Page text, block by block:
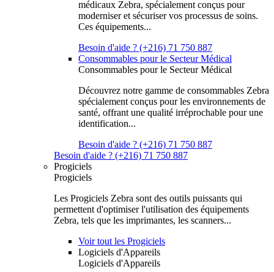
médicaux Zebra, spécialement conçus pour
moderniser et sécuriser vos processus de soins.
Ces équipements...
Besoin d'aide ? (+216) 71 750 887
Consommables pour le Secteur Médical
Consommables pour le Secteur Médical
Découvrez notre gamme de consommables Zebra
spécialement conçus pour les environnements de
santé, offrant une qualité irréprochable pour une
identification...
Besoin d'aide ? (+216) 71 750 887
Besoin d'aide ? (+216) 71 750 887
Progiciels
Progiciels
Les Progiciels Zebra sont des outils puissants qui
permettent d'optimiser l'utilisation des équipements
Zebra, tels que les imprimantes, les scanners...
Voir tout les Progiciels
Logiciels d'Appareils
Logiciels d'Appareils